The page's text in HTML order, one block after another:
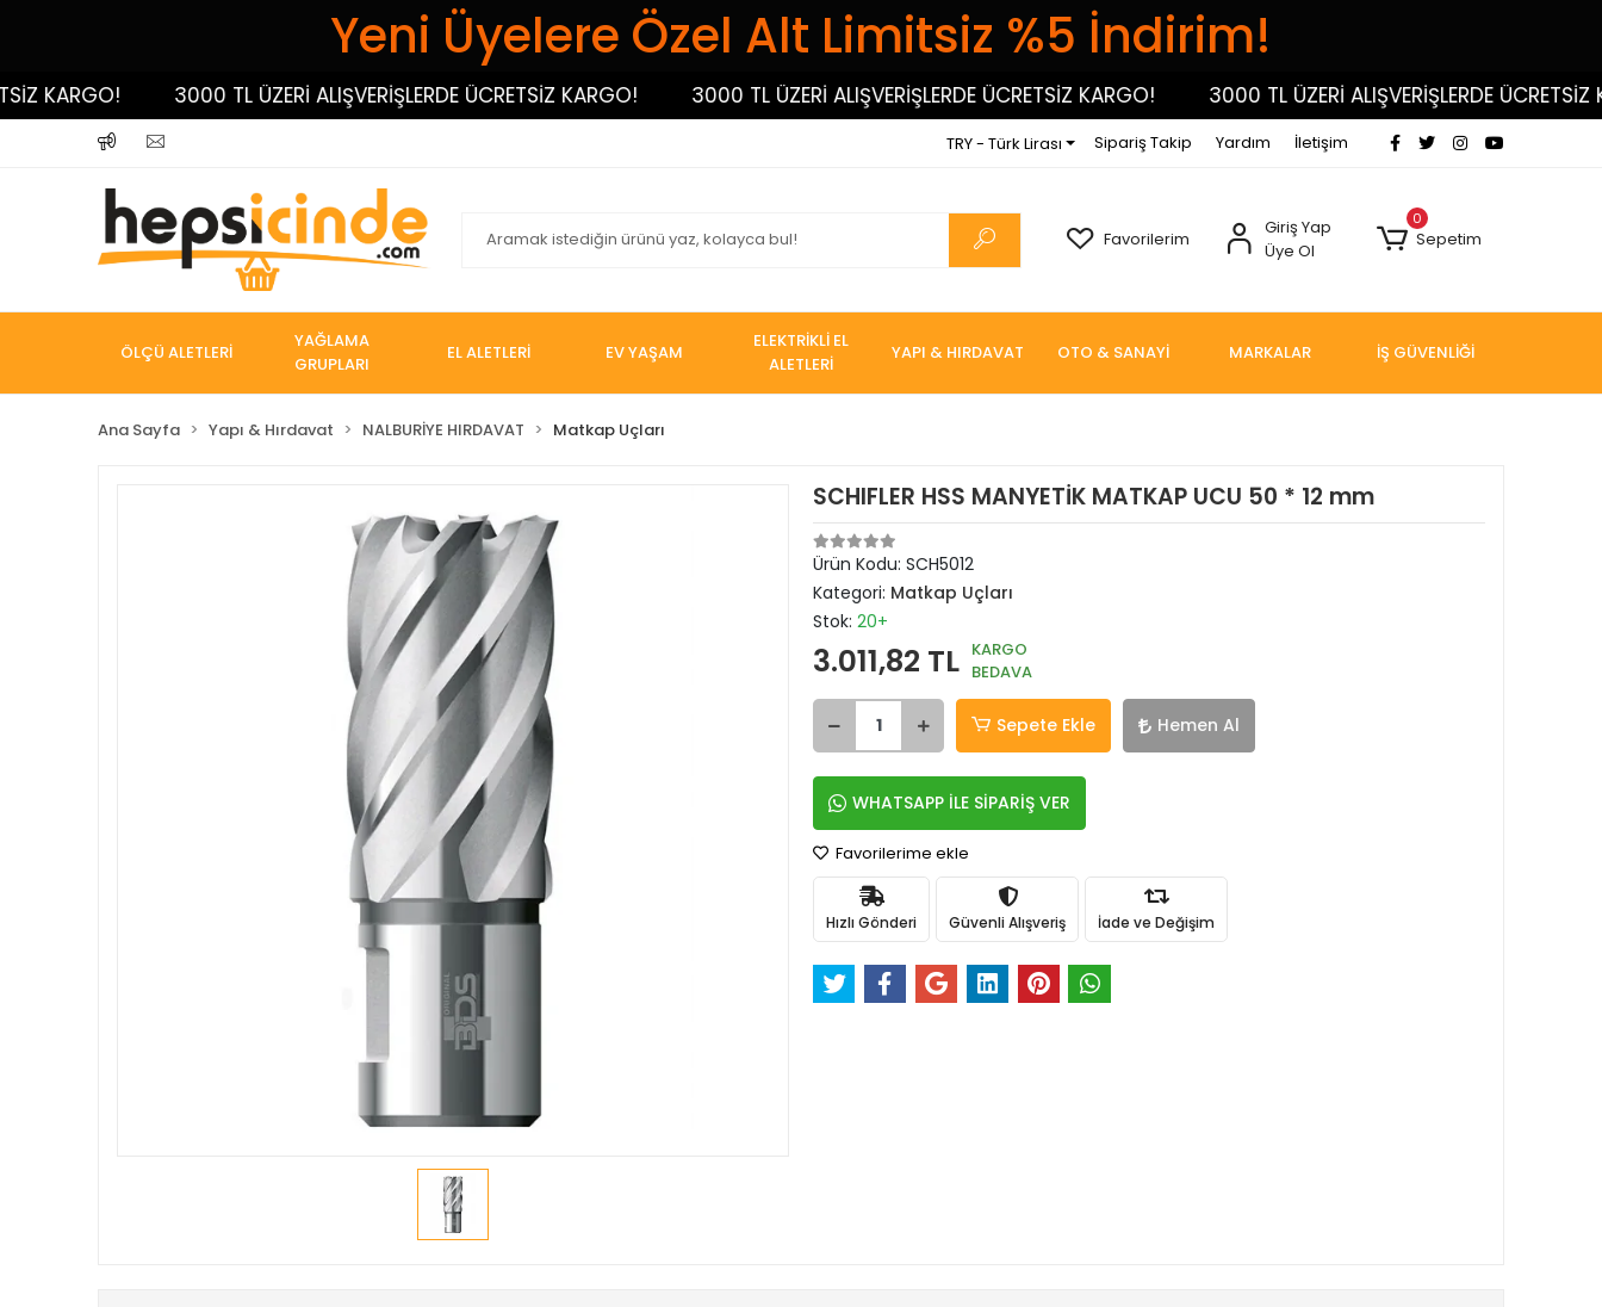
Yeni Üyelere Özel Alt Limitsiz %5 İndirim!
3000 TL ÜZERİ ALIŞVERİŞLERDE ÜCRETSİZ KARGO! 3000 TL ÜZERİ ALIŞVERİŞLERDE ÜCRETSİZ KARGO! 3000 TL ÜZERİ ALIŞVERİŞLERDE ÜCRETSİZ
TRY - Türk Lirası Sipariş Takip Yardım İletişim
Favorilerim
Giriş Yap
Üye Ol
0
Sepetim
ÖLÇÜ ALETLERİ
YAĞLAMA
GRUPLARI
EL ALETLERİ EV YAŞAM
ELEKTRİKLİ EL
ALETLERİ
YAPI & HIRDAVAT OTO & SANAYİ MARKALAR İŞ GÜVENLİĞİ
Ana Sayfa Yapı & Hırdavat NALBURİYE HIRDAVAT Matkap Uçları
SCHIFLER HSS MANYETİK MATKAP UCU 50 * 12 mm
Ürün Kodu: SCH5012
Kategori: Matkap Uçları
Stok: 20+
3.011,82 TL KARGO
BEDAVA
Sepete Ekle Hemen Al
WHATSAPP İLE SİPARİŞ VER
Favorilerime ekle
Hızlı Gönderi Güvenli Alışveriş İade ve Değişim